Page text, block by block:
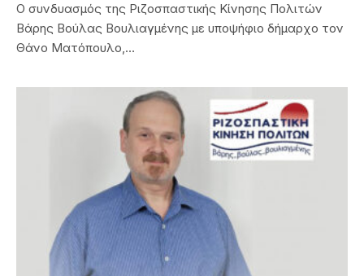
Ο συνδυασμός της Ριζοσπαστικής Κίνησης Πολιτών
Βάρης Βούλας Βουλιαγμένης με υποψήφιο δήμαρχο τον
Θάνο Ματόπουλο,…